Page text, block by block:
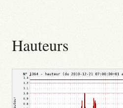
Hauteurs